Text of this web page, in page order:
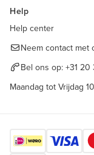
Help
Help center
Neem contact met
Bel ons op: +31
Maandag tot Vrijdag